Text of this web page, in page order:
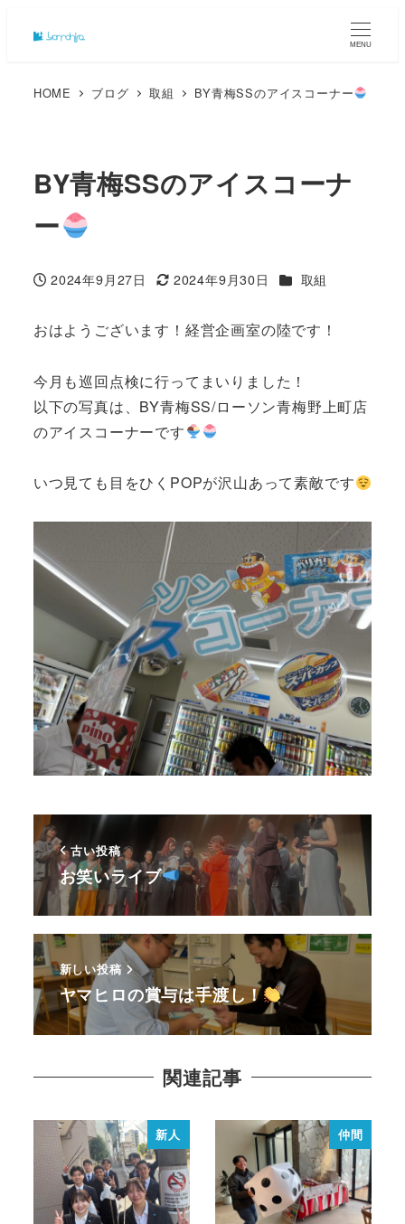
MENU
HOME ブログ 取組 BY青梅SSのアイスコーナー
BY青梅SSのアイスコーナ
ー
投稿日
2024年9月27日
更新日
2024年9月30日 カテゴリー
取組
おはようございます！経営企画室の陸です！
今月も巡回点検に行ってまいりました！
以下の写真は、BY青梅SS/ローソン青梅野上町店
のアイスコーナーです
いつ見ても目をひくPOPが沢山あって素敵です
古い投稿
お笑いライブ
新しい投稿
ヤマヒロの賞与は手渡し！
関連記事
新人 仲間